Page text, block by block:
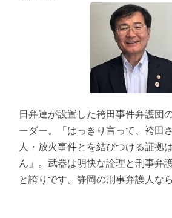
日弁連が設置した袴田事件弁護団
ーダー。「はっきり言って、袴田
人・放火事件とを結びつける証拠
ん」。武器は明快な論理と刑事弁
と誇りです。静岡の刑事弁護人な